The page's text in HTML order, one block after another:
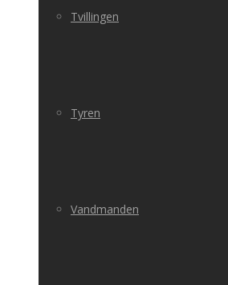
Tvillingen
Tyren
Vandmanden